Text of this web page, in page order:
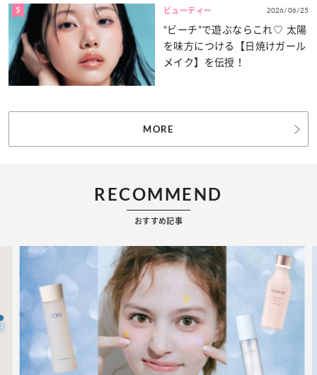
5 ビューティー 2026/06/25
“ビーチ”で遊ぶならこれ♡ 太陽
を味方につける【日焼けガール
メイク】を伝授！
MORE
RECOMMEND
おすすめ記事